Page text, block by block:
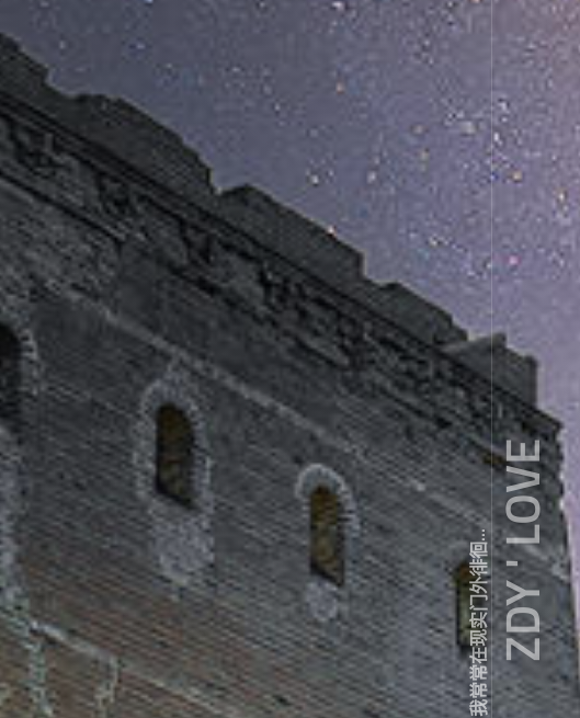
我常常在现实门外徘徊...ZDY ' LOVE